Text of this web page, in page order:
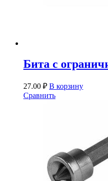
Бита с
27.00 ₽ В корзину
Сравнить